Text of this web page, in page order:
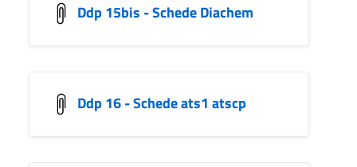
Ddp 15bis - Schede Diachem
Ddp 16 - Schede ats1 atscp